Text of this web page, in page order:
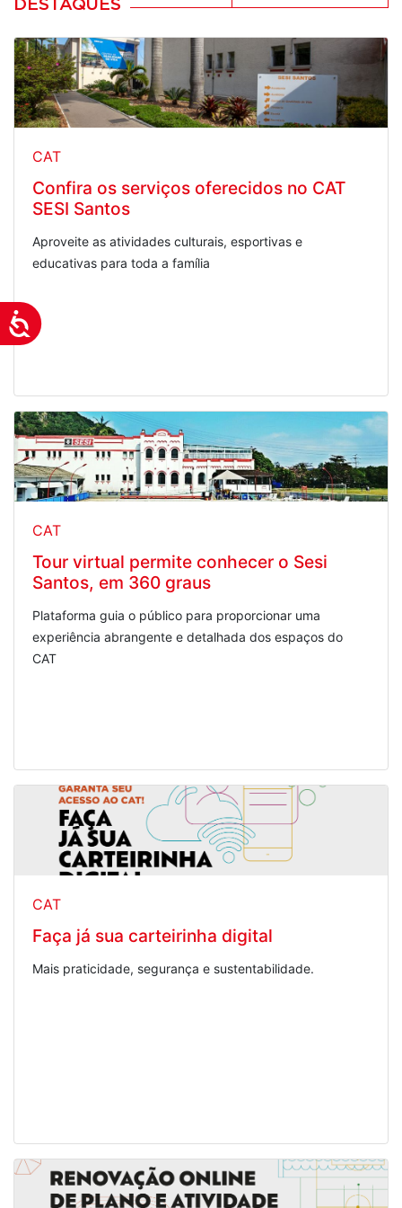
Acessibilidade
DESTAQUES
CAT
Confira os serviços oferecidos no CAT
SESI Santos
Aproveite as atividades culturais, esportivas e
educativas para toda a família
CAT
Tour virtual permite conhecer o Sesi
Santos, em 360 graus
Plataforma guia o público para proporcionar uma
experiência abrangente e detalhada dos espaços do
CAT
CAT
Faça já sua carteirinha digital
Mais praticidade, segurança e sustentabilidade.